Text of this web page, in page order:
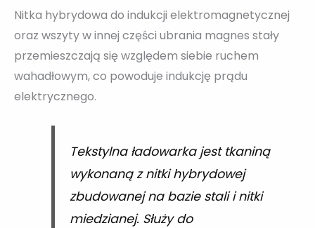
Nitka hybrydowa do indukcji elektromagnetycznej
oraz wszyty w innej części ubrania magnes stały
przemieszczają się względem siebie ruchem
wahadłowym, co powoduje indukcję prądu
elektrycznego.
Tekstylna ładowarka jest tkaniną
wykonaną z nitki hybrydowej
zbudowanej na bazie stali i nitki
miedzianej. Służy do